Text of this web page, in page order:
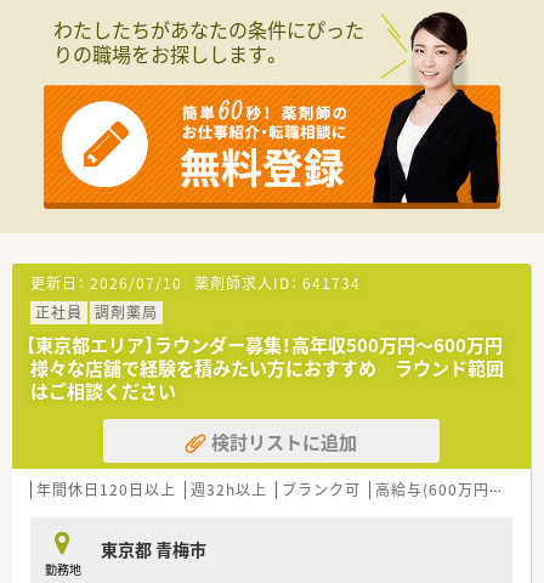
■一人薬剤師として、責任感と主体性を持って業務に取り組める
方を歓迎いたします。
■これまでのご経験を活かし、地域の患者様へ丁寧な対応ができ
【勤務実態について】
■残業時間はほとんどなく、繁忙期でも業務時間が長引くことは
ほぼありません。
■お休みは木曜日、土曜午後、日曜祝日の完全週休2.5日制を導入
しております。
■在宅業務は居宅、施設ともに対応がないため、外来の調剤業務
【職場環境と雰囲気】
■かかりつけの目標や個人ノルマはなく、自主性を大切にする伸
びやかな社風です。
■2018年に開局した、明るく清潔感にあふれる薬局で気持ちよ
く働くことができます。
■常勤の事務スタッフが在籍しているため、薬剤師業務に専念で
きる体制が整っています。
わたしたちがあなたの条件にぴった
りの職場をお探しします。
更新日： 2026/07/10 薬剤師求人ID： 641734
正社員
調剤薬局
【東京都エリア】ラウンダー募集！高年収500万円～600万円
様々な店舗で経験を積みたい方におすすめ ラウンド範囲
はご相談ください
検討リストに追加
年間休日120日以上 週32h以上 ブランク可 高給与(600万円以上)
勤務地
東京都 青梅市